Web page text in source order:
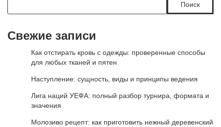
Поиск
Свежие записи
Как отстирать кровь с одежды: проверенные способы
для любых тканей и пятен
Наступление: сущность, виды и принципы ведения
Лига наций УЕФА: полный разбор турнира, формата и
значения
Молозиво рецепт: как приготовить нежный деревенский